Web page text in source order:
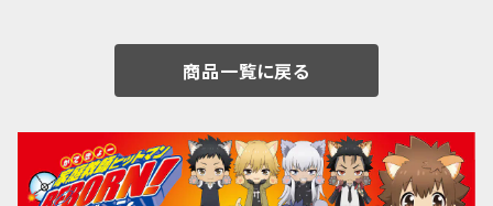
商品一覧に戻る